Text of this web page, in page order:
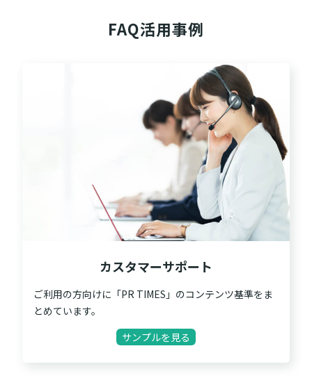
FAQ活用事例
カスタマーサポート
ご利用の方向けに「PR TIMES」のコンテンツ基準をま
とめています。
サンプルを見る